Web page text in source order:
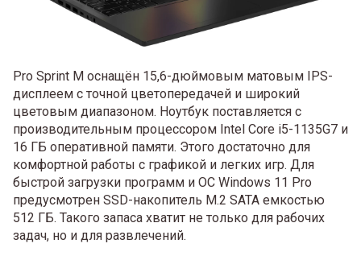
Pro Sprint M оснащён 15,6-дюймовым матовым IPS-
дисплеем с точной цветопередачей и широкий
цветовым диапазоном. Ноутбук поставляется с
производительным процессором Intel Core i5-1135G7 и
16 ГБ оперативной памяти. Этого достаточно для
комфортной работы с графикой и легких игр. Для
быстрой загрузки программ и ОС Windows 11 Pro
предусмотрен SSD-накопитель M.2 SATA емкостью
512 ГБ. Такого запаса хватит не только для рабочих
задач, но и для развлечений.